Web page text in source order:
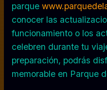
parque
conocer las
funcionamiento o los
celebren durante tu
preparación, podrás
memorable en Parque